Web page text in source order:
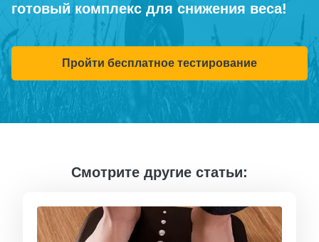
готовый комплекс для снижения веса!
Пройти бесплатное тестирование
Смотрите другие статьи: